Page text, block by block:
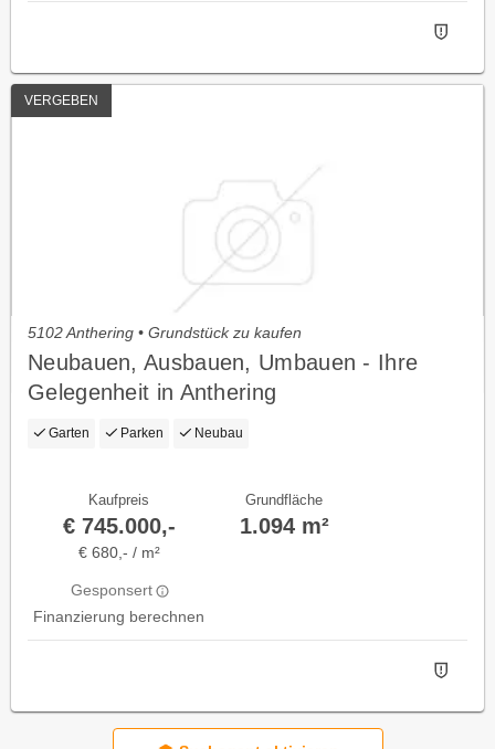
VERGEBEN
5102 Anthering • Grundstück zu kaufen
Neubauen, Ausbauen, Umbauen - Ihre
Gelegenheit in Anthering
Garten Parken Neubau
Kaufpreis
€ 745.000,-
€ 680,- / m²
Gesponsert
Finanzierung berechnen
Grundfläche
1.094 m²